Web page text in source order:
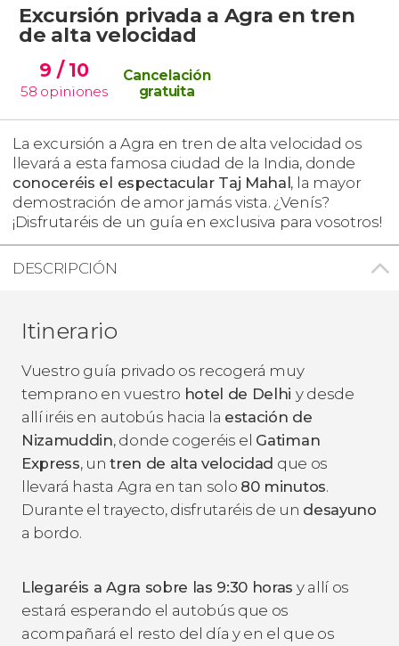
Excursión privada a Agra en tren
de alta velocidad
9 / 10
58 opiniones
Cancelación
gratuita
La excursión a Agra en tren de alta velocidad os
llevará a esta famosa ciudad de la India, donde
conoceréis el espectacular Taj Mahal, la mayor
demostración de amor jamás vista. ¿Venís?
¡Disfrutaréis de un guía en exclusiva para vosotros!
DESCRIPCIÓN
Itinerario
Vuestro guía privado os recogerá muy
temprano en vuestro hotel de Delhi y desde
allí iréis en autobús hacia la estación de
Nizamuddin, donde cogeréis el Gatiman
Express, untren de alta velocidad que os
llevará hasta Agra en tan solo 80 minutos.
Durante el trayecto, disfrutaréis de un desayuno
a bordo.
Llegaréis a Agra sobre las 9:30 horas y allí os
estará esperando el autobús que os
acompañará el resto del día y en el que os